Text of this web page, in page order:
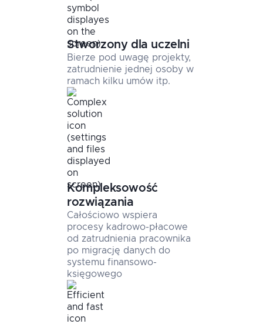
Stworzony dla uczelni
Bierze pod uwagę projekty,
zatrudnienie jednej osoby w
ramach kilku umów itp.
Kompleksowość
rozwiązania
Całościowo wspiera
procesy kadrowo-płacowe
od zatrudnienia pracownika
po migrację danych do
systemu finansowo-
księgowego